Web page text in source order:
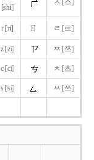
[shi]
ㅅ [스]
r [ri] ㄖ ㄹ [르]
z [zi] ㅉ [쯔]
c [ci] ㅊ [츠]
s [si] ㅆ [쓰]